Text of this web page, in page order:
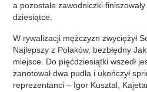
a pozostałe zawodniczki
dziesiątce.
W rywalizacji mężczyzn zwyciężył
Najlepszy z Polaków, bezbłędny
miejsce. Do pięćdziesiątki wszedł
zanotował dwa pudła i ukończył
reprezentanci – Igor Kusztal,